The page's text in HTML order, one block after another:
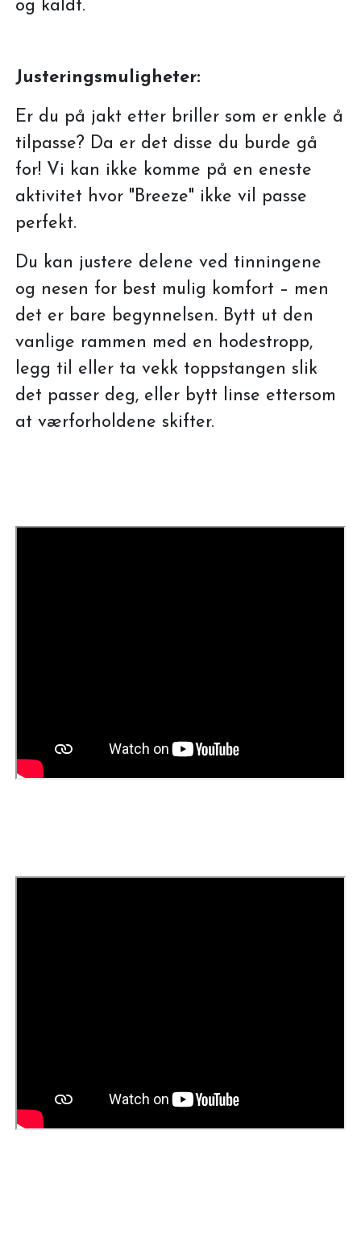
og kaldt.
Justeringsmuligheter:
Er du på jakt etter briller som er enkle å
tilpasse? Da er det disse du burde gå
for! Vi kan ikke komme på en eneste
aktivitet hvor "Breeze" ikke vil passe
perfekt.
Du kan justere delene ved tinningene
og nesen for best mulig komfort – men
det er bare begynnelsen. Bytt ut den
vanlige rammen med en hodestropp,
legg til eller ta vekk toppstangen slik
det passer deg, eller bytt linse ettersom
at værforholdene skifter.